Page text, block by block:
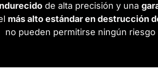
de alta precisión y una
más alto estándar en destrucción
no pueden permitirse ningún